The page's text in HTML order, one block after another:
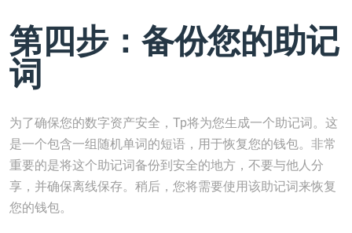
第四步：备份您的助记
词
为了确保您的数字资产安全，Tp将为您生成一个助记词。这
是一个包含一组随机单词的短语，用于恢复您的钱包。非常
重要的是将这个助记词备份到安全的地方，不要与他人分
享，并确保离线保存。稍后，您将需要使用该助记词来恢复
您的钱包。